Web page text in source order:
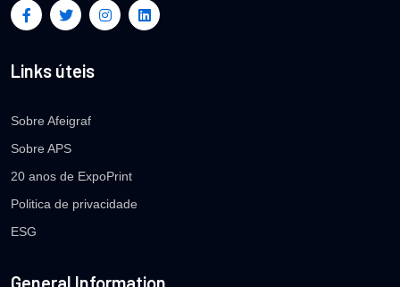
Links úteis
Sobre Afeigraf
Sobre APS
20 anos de ExpoPrint
Politica de privacidade
ESG
General Information